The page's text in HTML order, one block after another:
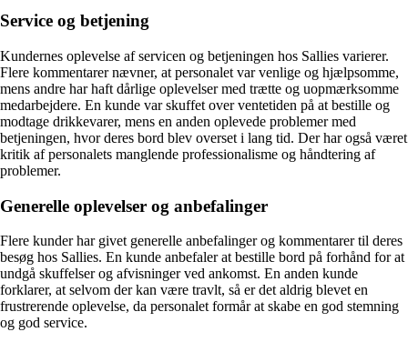
Service og betjening
Kundernes oplevelse af servicen og betjeningen hos Sallies varierer.
Flere kommentarer nævner, at personalet var venlige og hjælpsomme,
mens andre har haft dårlige oplevelser med trætte og uopmærksomme
medarbejdere. En kunde var skuffet over ventetiden på at bestille og
modtage drikkevarer, mens en anden oplevede problemer med
betjeningen, hvor deres bord blev overset i lang tid. Der har også været
kritik af personalets manglende professionalisme og håndtering af
problemer.
Generelle oplevelser og anbefalinger
Flere kunder har givet generelle anbefalinger og kommentarer til deres
besøg hos Sallies. En kunde anbefaler at bestille bord på forhånd for at
undgå skuffelser og afvisninger ved ankomst. En anden kunde
forklarer, at selvom der kan være travlt, så er det aldrig blevet en
frustrerende oplevelse, da personalet formår at skabe en god stemning
og god service.